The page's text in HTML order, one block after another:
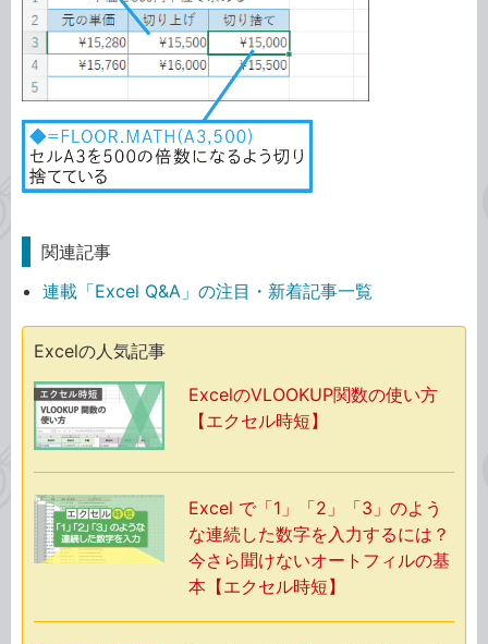
関連記事
連載「Excel Q&A」の注目・新着記事一覧
Excelの人気記事
ExcelのVLOOKUP関数の使い方
【エクセル時短】
Excel で「1」「2」「3」のよう
な連続した数字を入力するには？
今さら聞けないオートフィルの基
本【エクセル時短】